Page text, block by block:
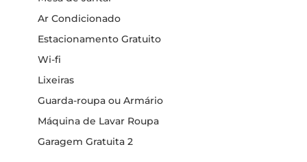
Ar Condicionado
Estacionamento Gratuito
Wi-fi
Lixeiras
Guarda-roupa ou Armário
Máquina de Lavar Roupa
Garagem Gratuita 2